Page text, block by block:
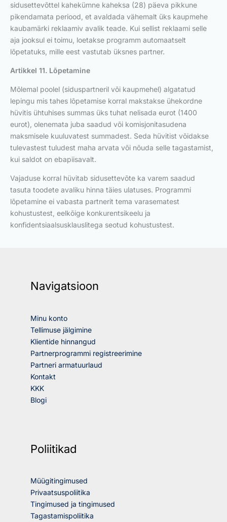
sidusettevõttel kahekümne kaheksa (28) päeva pikkune
pikendamata periood, et avaldada vähemalt üks kaupmehe
kaubamärki reklaamiv avalik teade. Kui sellist reklaami selle
aja jooksul ei toimu, loetakse programm automaatselt
lõpetatuks, mille eest vastutab üksnes partner.
Artikkel 11. Lõpetamine
Mõlemal poolel (siduspartneril või kaupmehel) algatatud
lepingu mis tahes lõpetamise korral makstakse ühekordne
hüvitis ühtuhises summas üks tuhat nelisada eurot (1400
eurot), olenemata juba saadud või komisjonitasudena
maksmisele kuuluvatest summadest. Seda hüvitist võidakse
tulevastest tuludest maha arvata või nõuda selle tagastamist,
kui saldot on ebapiisavalt.
Vajaduse korral hüvitab sidusettevõte ka varem saadud
tasuta toodete avaliku hinna täies ulatuses. Programmi
lõpetamine ei vabasta partnerit tema varasematest
kohustustest, eelkõige konkurentsikeelu ja
konfidentsiaalsusklauslitega seotud kohustustest.
Navigatsioon
Minu konto
Tellimuse jälgimine
Klientide hinnangud
Partnerprogrammi registreerimine
Partneri armatuurlaud
Kontakt
KKK
Blogi
Poliitikad
Müügitingimused
Privaatsuspoliitika
Tingimused ja tingimused
Tagastamispoliitika